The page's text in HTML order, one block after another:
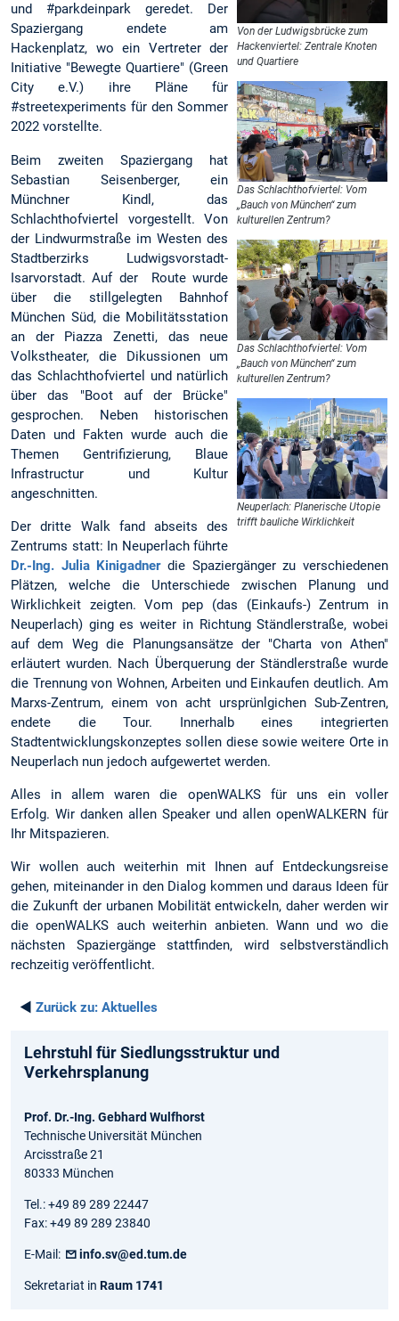
Von der Ludwigsbrücke zum
Hackenviertel: Zentrale Knoten
und Quartiere
Das Schlachthofviertel: Vom
„Bauch von München“ zum
kulturellen Zentrum?
Das Schlachthofviertel: Vom
„Bauch von München“ zum
kulturellen Zentrum?
Neuperlach: Planerische Utopie
trifft bauliche Wirklichkeit
und #parkdeinpark geredet. Der
Spaziergang endete am
Hackenplatz, wo ein Vertreter der
Initiative "Bewegte Quartiere" (Green
City e.V.) ihre Pläne für
#streetexperiments für den Sommer
2022 vorstellte.
Beim zweiten Spaziergang hat
Sebastian Seisenberger, ein
Münchner Kindl, das
Schlachthofviertel vorgestellt. Von
der Lindwurmstraße im Westen des
Stadtberzirks Ludwigsvorstadt-
Isarvorstadt. Auf der Route wurde
über die stillgelegten Bahnhof
München Süd, die Mobilitätsstation
an der Piazza Zenetti, das neue
Volkstheater, die Dikussionen um
das Schlachthofviertel und natürlich
über das "Boot auf der Brücke"
gesprochen. Neben historischen
Daten und Fakten wurde auch die
Themen Gentrifizierung, Blaue
Infrastructur und Kultur
angeschnitten.
Der dritte Walk fand abseits des
Zentrums statt: In Neuperlach führte
Dr.-Ing. Julia Kinigadnerdie Spaziergänger zu verschiedenen
Plätzen, welche die Unterschiede zwischen Planung und
Wirklichkeit zeigten. Vom pep (das (Einkaufs-) Zentrum in
Neuperlach) ging es weiter in Richtung Ständlerstraße, wobei
auf dem Weg die Planungsansätze der "Charta von Athen"
erläutert wurden. Nach Überquerung der Ständlerstraße wurde
die Trennung von Wohnen, Arbeiten und Einkaufen deutlich. Am
Marxs-Zentrum, einem von acht ursprünlgichen Sub-Zentren,
endete die Tour. Innerhalb eines integrierten
Stadtentwicklungskonzeptes sollen diese sowie weitere Orte in
Neuperlach nun jedoch aufgewertet werden.
Alles in allem waren die openWALKS für uns ein voller
Erfolg. Wir danken allen Speaker und allen openWALKERN für
Ihr Mitspazieren.
Wir wollen auch weiterhin mit Ihnen auf Entdeckungsreise
gehen, miteinander in den Dialog kommen und daraus Ideen für
die Zukunft der urbanen Mobilität entwickeln, daher werden wir
die openWALKS auch weiterhin anbieten. Wann und wo die
nächsten Spaziergänge stattfinden, wird selbstverständlich
rechzeitig veröffentlicht.
◄ Zurück zu: Aktuelles
Lehrstuhl für Siedlungsstruktur und
Verkehrsplanung
Prof. Dr.-Ing. Gebhard Wulfhorst
Technische Universität München
Arcisstraße 21
80333 München
Tel.: +49 89 289 22447
Fax: +49 89 289 23840
E-Mail: info.sv@ed.tum.de
Sekretariat in Raum 1741